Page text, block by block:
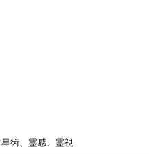
術、霊感、霊視